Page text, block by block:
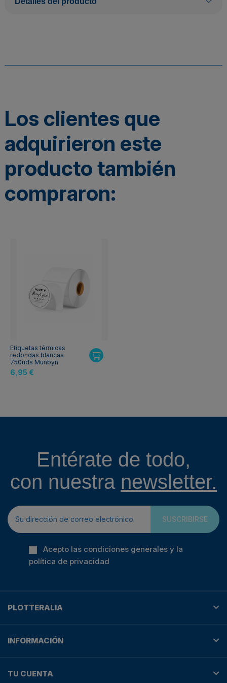
Los clientes que
adquirieron este
producto también
compraron:
Etiquetas térmicas
redondas blancas
750uds Munbyn
6,95 €
Entérate de todo,
con nuestra newsletter.
SUSCRIBIRSE
Acepto las condiciones generales y la
política de privacidad
PLOTTERALIA
INFORMACIÓN
TU CUENTA